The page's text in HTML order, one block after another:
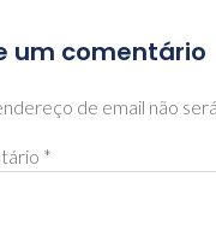
um comentário
de email não
*